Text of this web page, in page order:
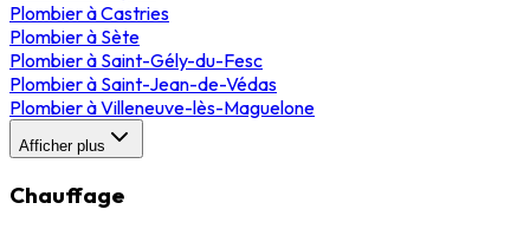
PlombieràCastries
Plombierà Sète
Plombierà Saint-Gély-du-Fesc
Plombierà Saint-Jean-de-Védas
PlombieràVilleneuve-lès-Maguelone
Afficher plus
Chauffage